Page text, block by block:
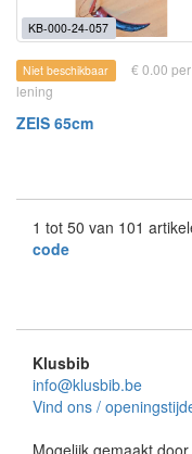
KB-000-24-057
Niet beschikbaar
€ 0.00 per
lening
ZEIS 65cm
1 tot 50 van 101
code
Klusbib
info@klusbib.be
Vind ons /
Mogelijk gemaakt door